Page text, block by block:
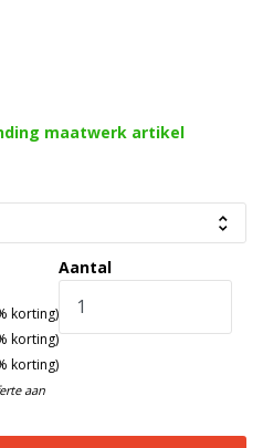
maatwerk artikel
Aantal
korting)
korting)
korting)
aan